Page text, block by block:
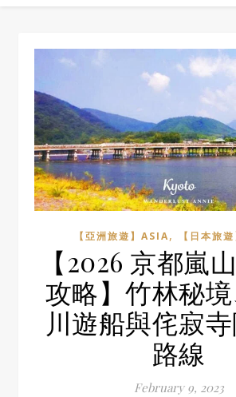
【亞洲旅遊】ASIA, 【日本旅
【2026 京都嵐
攻略】竹林秘
川遊船與侘寂
路線
February 9, 2023